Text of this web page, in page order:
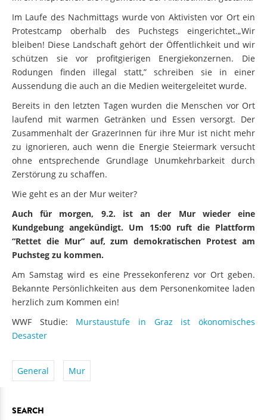
Im Laufe des Nachmittags wurde von Aktivisten vor Ort ein
Protestcamp oberhalb des Puchstegs eingerichtet.„Wir
bleiben! Diese Landschaft gehört der Öffentlichkeit und wir
schützen sie vor profitgierigen Energiekonzernen. Die
Rodungen finden illegal statt,” schreiben sie in einer
Aussendung die auch an die Medien weitergeleitet wurde.
Bereits in den letzten Tagen wurden die Menschen vor Ort
laufend mit warmen Getränken und Essen versorgt. Der
Zusammenhalt der GrazerInnen für ihre Mur ist nicht mehr
zu ignorieren, auch wenn die Energie Steiermark versucht
ohne entsprechende Grundlage Unumkehrbarkeit durch
Zerstörung zu schaffen.
Wie geht es an der Mur weiter?
Auch für morgen, 9.2. ist an der Mur wieder eine
Kundgebung angekündigt. Um 15:00 ruft die Plattform
“Rettet die Mur” auf, zum demokratischen Protest am
Puchsteg zu kommen.
Am Samstag wird es eine Pressekonferenz vor Ort geben.
Bekannte Persönlichkeiten aus dem Personenkomitee laden
herzlich zum Kommen ein!
WWF Studie: Murstaustufe in Graz ist ökonomisches
Desaster
General Mur
SEARCH